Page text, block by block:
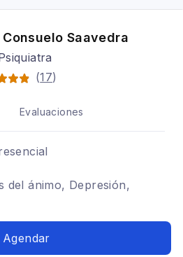
Consuelo Saavedra
(17)
Evaluaciones
del ánimo, Depresión,
Agendar